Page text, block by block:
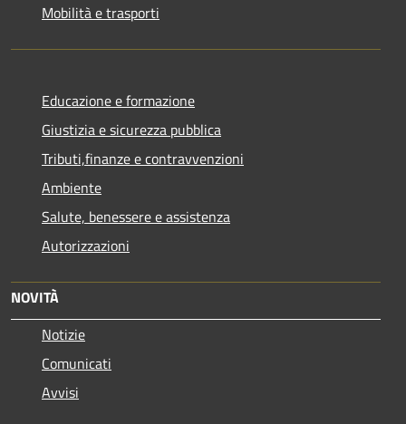
Mobilità e trasporti
Educazione e formazione
Giustizia e sicurezza pubblica
Tributi,finanze e contravvenzioni
Ambiente
Salute, benessere e assistenza
Autorizzazioni
NOVITÀ
Notizie
Comunicati
Avvisi